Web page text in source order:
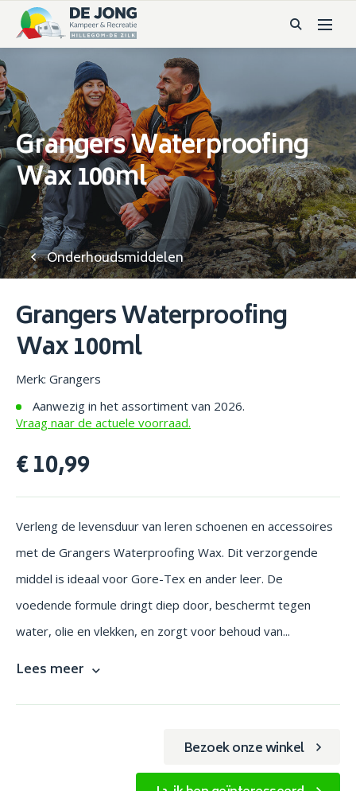
Grangers Waterproofing
Wax 100ml
Onderhoudsmiddelen
Grangers Waterproofing
Wax 100ml
Merk: Grangers
Aanwezig in het assortiment van 2026.
Vraag naar de actuele voorraad.
€ 10,99
Verleng de levensduur van leren schoenen en accessoires
met de Grangers Waterproofing Wax. Dit verzorgende
middel is ideaal voor Gore-Tex en ander leer. De
voedende formule dringt diep door, beschermt tegen
water, olie en vlekken, en zorgt voor behoud van...
Lees meer
Bezoek onze winkel